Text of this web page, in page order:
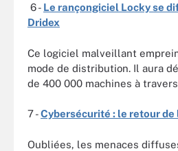
6 - Le rançongiciel Locky se
Dridex
Ce logiciel malveillant
mode de distribution. Il aura
de 400 000 machines à
7 -Cybersécurité : le retour de
Oubliées, les menaces